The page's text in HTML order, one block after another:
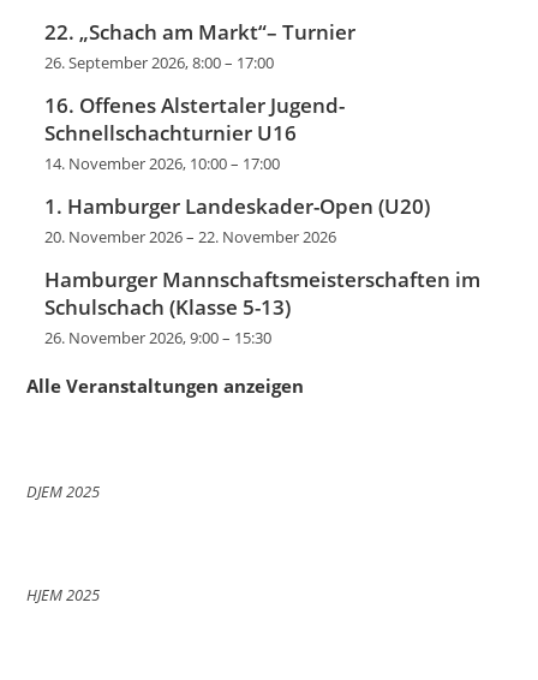
22. „Schach am Markt“– Turnier
26. September 2026, 8:00– 17:00
16. Offenes Alstertaler Jugend-
Schnellschachturnier U16
14. November 2026, 10:00– 17:00
1. Hamburger Landeskader-Open (U20)
20. November 2026–22. November 2026
Hamburger Mannschaftsmeisterschaften im
Schulschach (Klasse 5-13)
26. November 2026, 9:00– 15:30
Alle Veranstaltungen anzeigen
DJEM 2025
HJEM 2025